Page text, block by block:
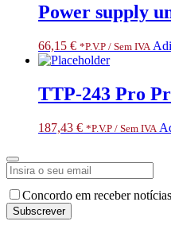
Power supply
66,15 € *P.V.P / Sem IVA
TTP-243 Pro
187,43 € *P.V.P / Sem IVA
Concordo em receber
Subscrever